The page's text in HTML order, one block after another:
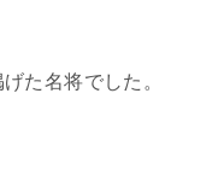
た名将でした。